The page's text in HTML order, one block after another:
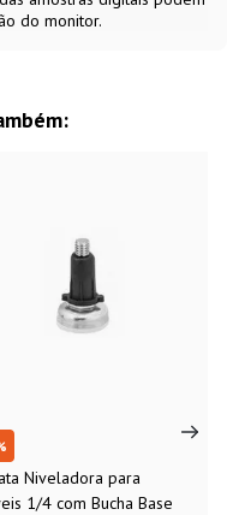
do monitor.
Niveladora para
1/4 com Bucha Base